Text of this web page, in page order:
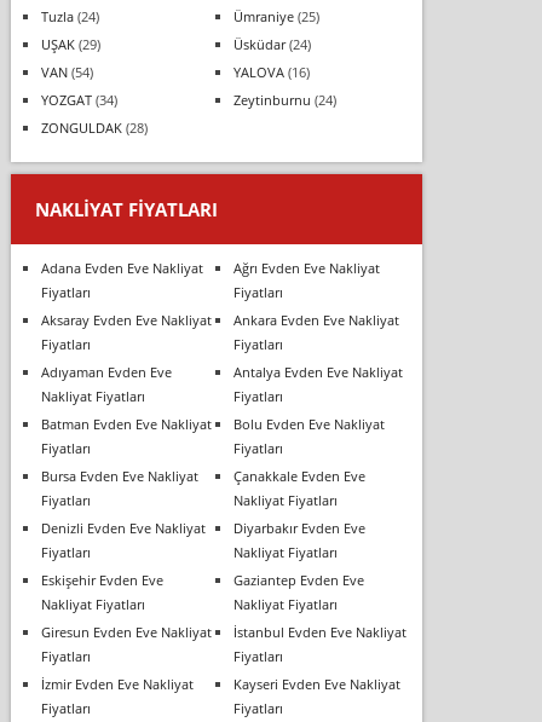
Tuzla(24) Ümraniye(25)
UŞAK(29) Üsküdar(24)
VAN(54) YALOVA(16)
YOZGAT(34) Zeytinburnu (24)
ZONGULDAK(28)
NAKLIYAT FIYATLARI
Adana Evden Eve Nakliyat
Fiyatları
Ağrı Evden Eve Nakliyat
Fiyatları
Aksaray Evden Eve Nakliyat
Fiyatları
Ankara Evden Eve Nakliyat
Fiyatları
Adıyaman Evden Eve
Nakliyat Fiyatları
Antalya Evden Eve Nakliyat
Fiyatları
Batman Evden Eve Nakliyat
Fiyatları
Bolu Evden Eve Nakliyat
Fiyatları
Bursa Evden Eve Nakliyat
Fiyatları
Çanakkale Evden Eve
Nakliyat Fiyatları
Denizli Evden Eve Nakliyat
Fiyatları
Diyarbakır Evden Eve
Nakliyat Fiyatları
Eskişehir Evden Eve
Nakliyat Fiyatları
Gaziantep Evden Eve
Nakliyat Fiyatları
Giresun Evden Eve Nakliyat
Fiyatları
İstanbul Evden Eve Nakliyat
Fiyatları
İzmir Evden Eve Nakliyat
Fiyatları
Kayseri Evden Eve Nakliyat
Fiyatları